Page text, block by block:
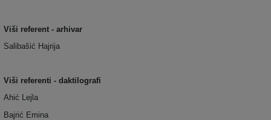
Viši referent - arhivar
Salibašić Hajrija
Viši referenti - daktilografi
Ahić Lejla
Bajrić Emina